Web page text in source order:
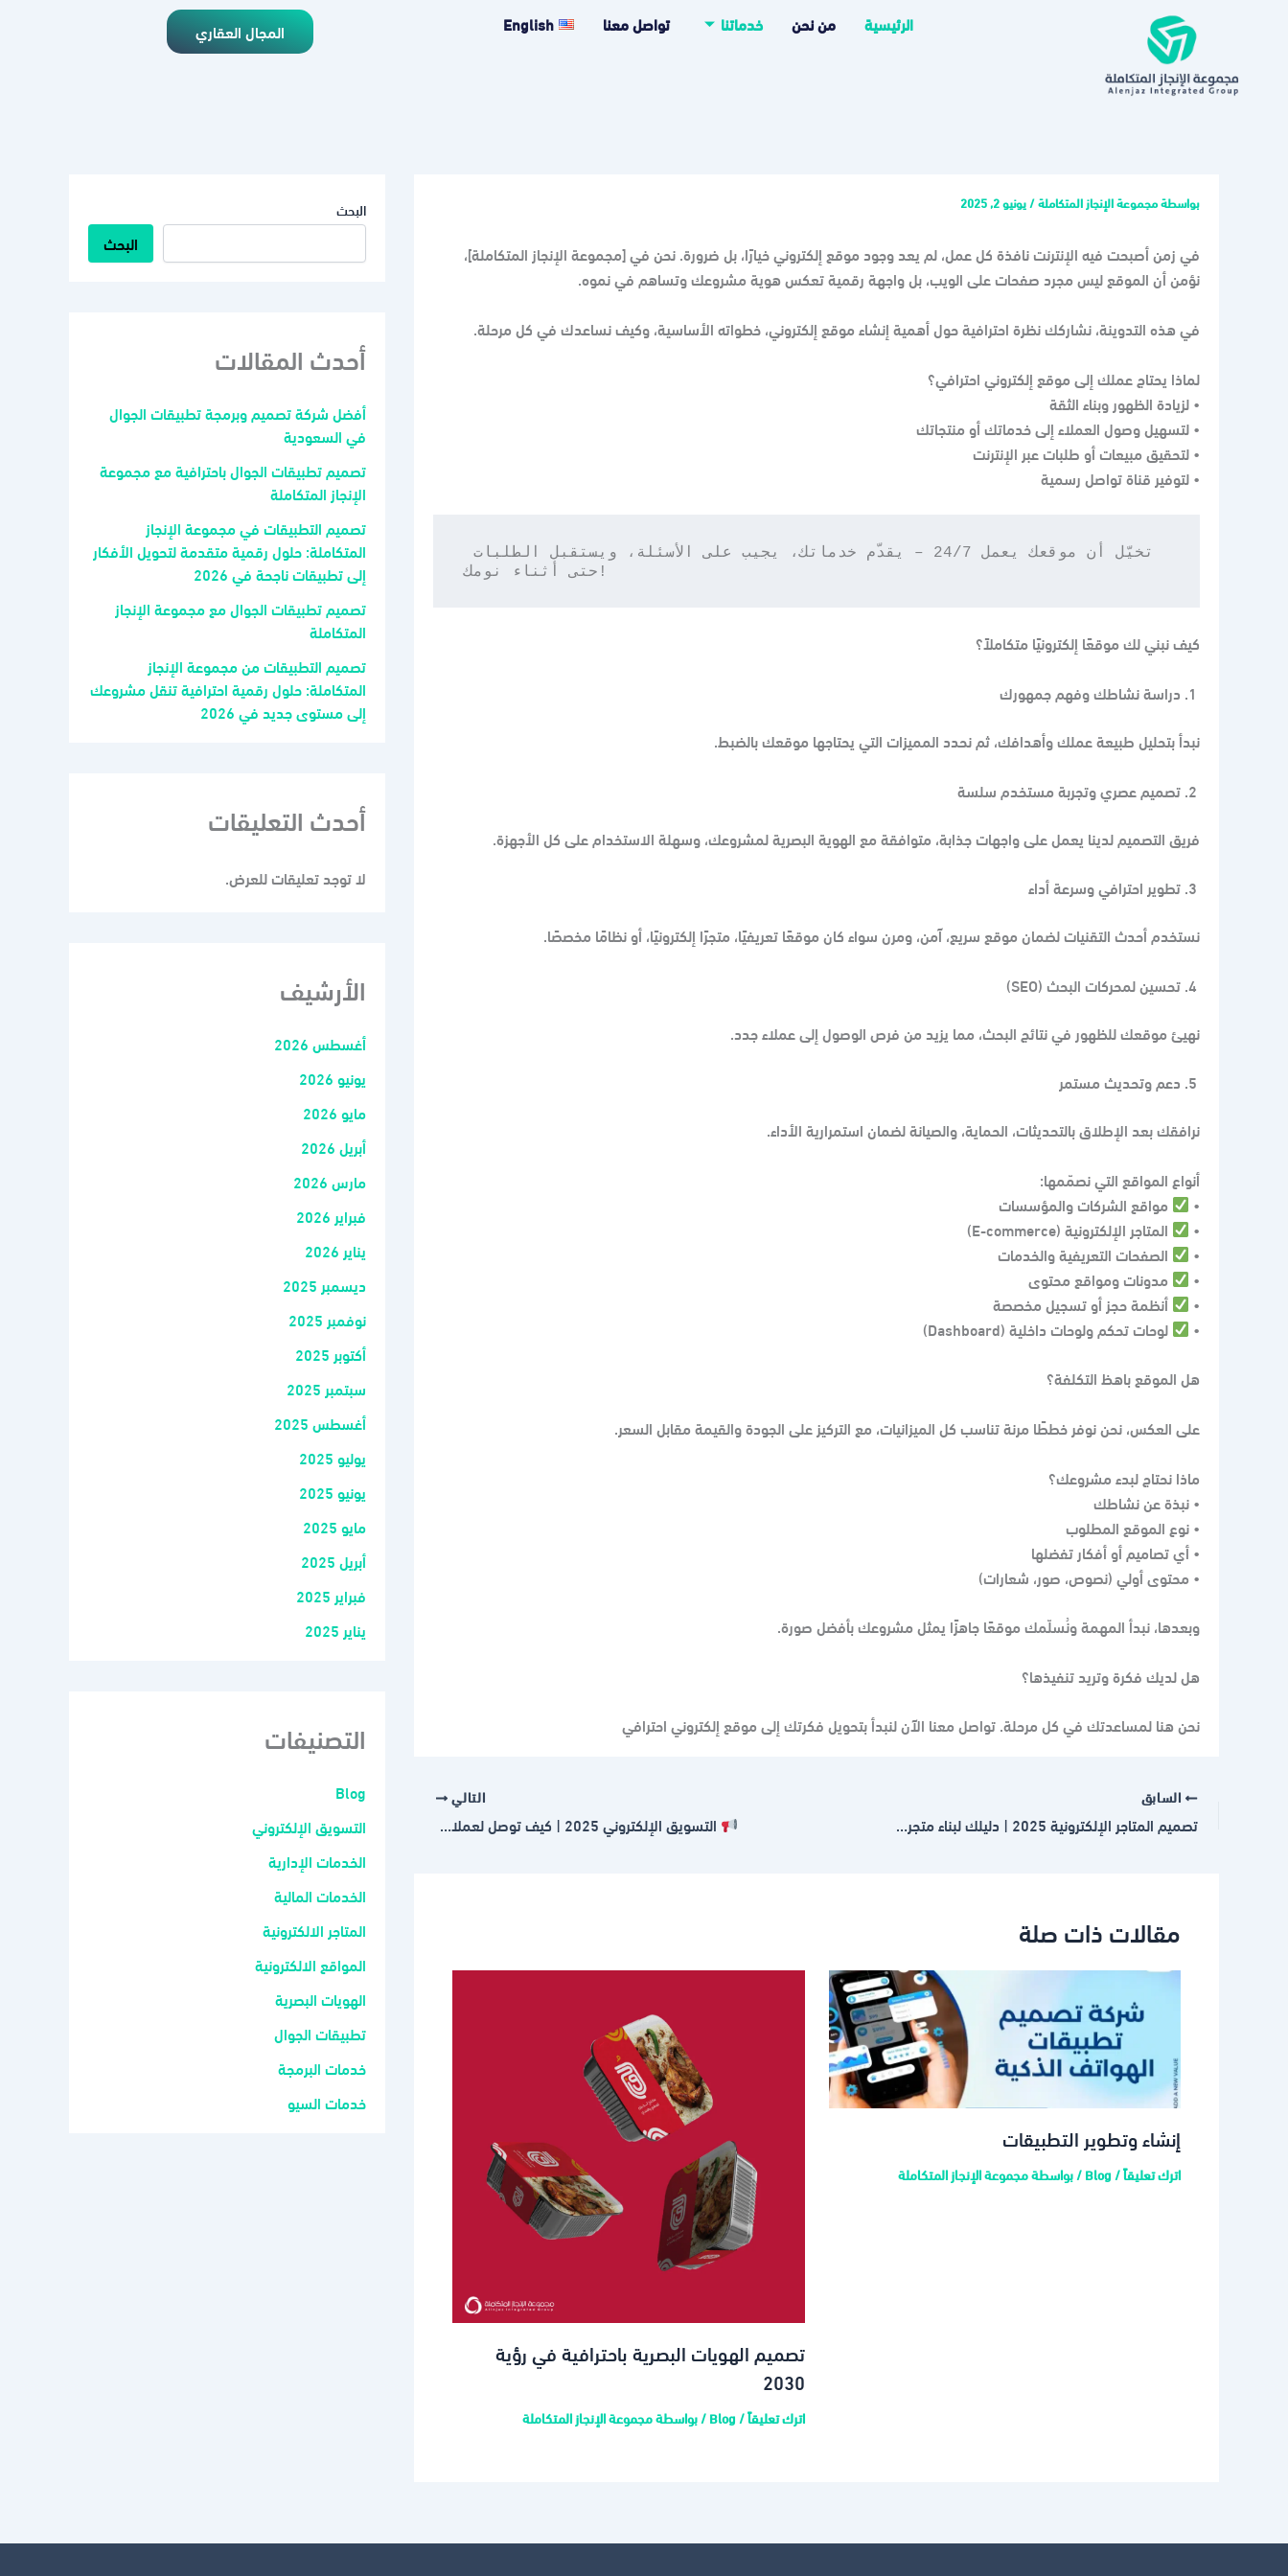
الرئيسية من نحن خدماتنا تواصل معنا English المجال العقاري
بواسطةمجموعة الإنجاز المتكاملة/يونيو 2, 2025
في زمن أصبحت فيه الإنترنت نافذة كل عمل، لم يعد وجود موقع إلكتروني خيارًا، بل ضرورة. نحن في [مجموعة الإنجاز المتكاملة]،
نؤمن أن الموقع ليس مجرد صفحات على الويب، بل واجهة رقمية تعكس هوية مشروعك وتساهم في نموه.
في هذه التدوينة، نشاركك نظرة احترافية حول أهمية إنشاء موقع إلكتروني، خطواته الأساسية، وكيف نساعدك في كل مرحلة.
لماذا يحتاج عملك إلى موقع إلكتروني احترافي؟
• لزيادة الظهور وبناء الثقة
• لتسهيل وصول العملاء إلى خدماتك أو منتجاتك
• لتحقيق مبيعات أو طلبات عبر الإنترنت
• لتوفير قناة تواصل رسمية
حتى أثناء نومك!
كيف نبني لك موقعًا إلكترونيًا متكاملاً؟
دراسة نشاطك وفهم جمهورك
نبدأ بتحليل طبيعة عملك وأهدافك، ثم نحدد المميزات التي يحتاجها موقعك بالضبط.
تصميم عصري وتجربة مستخدم سلسة
فريق التصميم لدينا يعمل على واجهات جذابة، متوافقة مع الهوية البصرية لمشروعك، وسهلة الاستخدام على كل الأجهزة.
تطوير احترافي وسرعة أداء
نستخدم أحدث التقنيات لضمان موقع سريع، آمن، ومرن سواء كان موقعًا تعريفيًا، متجرًا إلكترونيًا، أو نظامًا مخصصًا.
تحسين لمحركات البحث (SEO)
نهيئ موقعك للظهور في نتائج البحث، مما يزيد من فرص الوصول إلى عملاء جدد.
دعم وتحديث مستمر
نرافقك بعد الإطلاق بالتحديثات، الحماية، والصيانة لضمان استمرارية الأداء.
أنواع المواقع التي نصمّمها:
•
مواقع الشركات والمؤسسات
•
المتاجر الإلكترونية (E-commerce)
•
الصفحات التعريفية والخدمات
•
مدونات ومواقع محتوى
•
أنظمة حجز أو تسجيل مخصصة
•
لوحات تحكم ولوحات داخلية (Dashboard)
هل الموقع باهظ التكلفة؟
على العكس، نحن نوفر خططًا مرنة تناسب كل الميزانيات، مع التركيز على الجودة والقيمة مقابل السعر.
ماذا نحتاج لبدء مشروعك؟
• نبذة عن نشاطك
• نوع الموقع المطلوب
• أي تصاميم أو أفكار تفضلها
• محتوى أولي (نصوص، صور، شعارات)
وبعدها، نبدأ المهمة ونُسلّمك موقعًا جاهزًا يمثل مشروعك بأفضل صورة.
هل لديك فكرة وتريد تنفيذها؟
نحن هنا لمساعدتك في كل مرحلة. تواصل معنا الآن لنبدأ بتحويل فكرتك إلى موقع إلكتروني احترافي
السابق
تصميم المتاجر الإلكترونية 2025 | دليلك لبناء متجر ناجح من الصفر
التالي
التسويق الإلكتروني 2025 | كيف توصل لعملاءك وتزيد مبيعاتك بذكاء؟
مقالات ذات صلة
إنشاء وتطوير التطبيقات
اترك تعليقاً/
Blog/ بواسطةمجموعة الإنجاز المتكاملة
تصميم الهويات البصرية باحترافية في رؤية
2030
اترك تعليقاً/
Blog/ بواسطةمجموعة الإنجاز المتكاملة
البحث
البحث
أحدث المقالات
أفضل شركة تصميم وبرمجة تطبيقات الجوال
في السعودية
تصميم تطبيقات الجوال باحترافية مع مجموعة
الإنجاز المتكاملة
تصميم التطبيقات في مجموعة الإنجاز
المتكاملة: حلول رقمية متقدمة لتحويل الأفكار
إلى تطبيقات ناجحة في 2026
تصميم تطبيقات الجوال مع مجموعة الإنجاز
المتكاملة
تصميم التطبيقات من مجموعة الإنجاز
المتكاملة: حلول رقمية احترافية تنقل مشروعك
إلى مستوى جديد في 2026
أحدث التعليقات
لا توجد تعليقات للعرض.
الأرشيف
أغسطس 2026
يونيو 2026
مايو 2026
أبريل 2026
مارس 2026
فبراير 2026
يناير 2026
ديسمبر 2025
نوفمبر 2025
أكتوبر 2025
سبتمبر 2025
أغسطس 2025
يوليو 2025
يونيو 2025
مايو 2025
أبريل 2025
فبراير 2025
يناير 2025
التصنيفات
Blog
التسويق الإلكتروني
الخدمات الإدارية
الخدمات المالية
المتاجر الالكترونية
المواقع الالكترونية
الهويات البصرية
تطبيقات الجوال
خدمات البرمجة
خدمات السيو